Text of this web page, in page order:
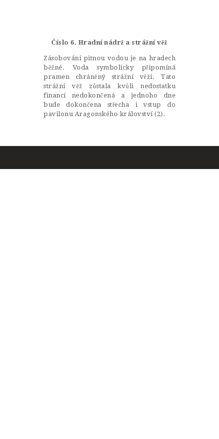
BENALMÁDENA
INICIO
HISTORIA
CONSTRUCCIÓN
Číslo 6. Hradní nádrž a strážní věž
Zásobování pitnou vodou je na hradech
běžné. Voda symbolicky připomíná
pramen chráněný strážní věží. Tato
strážní věž zůstala kvůli nedostatku
financí nedokončená a jednoho dne
bude dokončena střecha i vstup do
pavilonu Aragonského království (2).